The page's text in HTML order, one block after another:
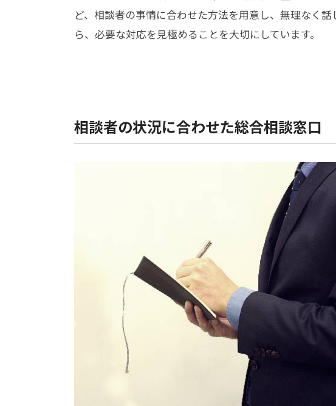
ど、相談者の事情に合わせた方法を用意し、無理なく
ら、必要な対応を見極めることを大切にしています。
相談者の状況に合わせた総合相談窓口